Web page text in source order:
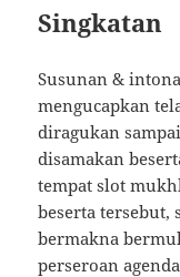
Singkatan
Susunan &
mengucapkan
diragukan
disamakan
tempat slot
beserta
bermakna
perseroan